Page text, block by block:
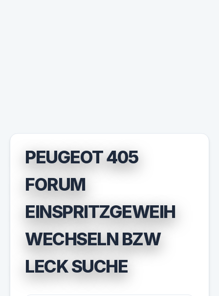
PEUGEOT 405
FORUM
EINSPRITZGEWEIH
WECHSELN BZW
LECK SUCHE